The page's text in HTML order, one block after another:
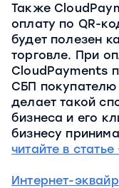
Также
оплату по QR-
будет полезен
торговле. При
CloudPayments
СБП покупателю
делает такой
бизнеса и его
бизнесу
читайте в статье
Интернет-